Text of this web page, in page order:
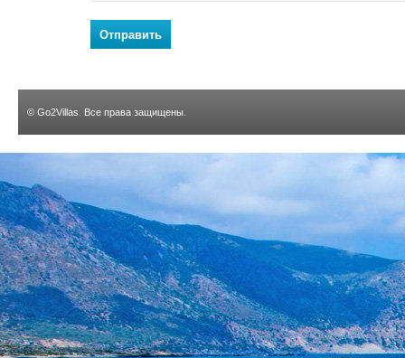
Отправить
© Go2Villas . Все права защищены.